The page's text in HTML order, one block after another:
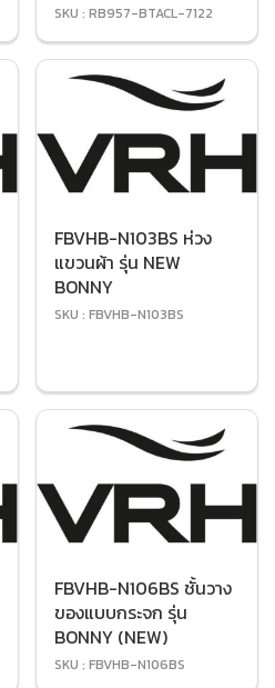
SKU : RB957-BTACL-7122
FBVHB-N103BS ห่วง
แขวนผ้า รุ่น NEW
BONNY
SKU : FBVHB-N103BS
FBVHB-N106BS ชั้นวาง
ของแบบกระจก รุ่น
BONNY (NEW)
SKU : FBVHB-N106BS